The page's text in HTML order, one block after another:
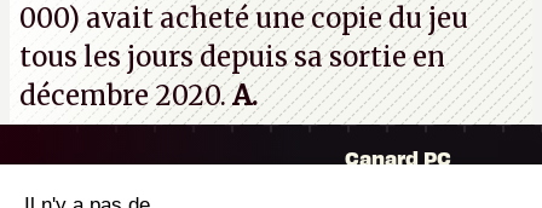
000) avait acheté une copie du jeu
tous les jours depuis sa sortie en
décembre 2020.A.
Canard PC